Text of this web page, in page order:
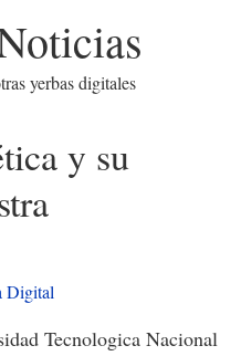
yerbas digitales
y su
Digital
Tecnologica Nacional